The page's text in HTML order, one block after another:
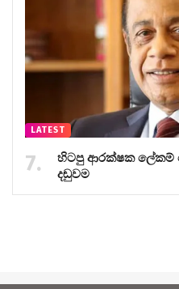
LATEST
හිටපු ආරක්ෂක ලේකම්
දඬුවම